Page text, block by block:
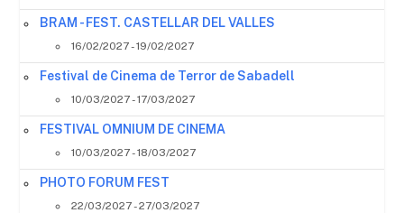
BRAM - FEST. CASTELLAR DEL VALLES
16/02/2027 - 19/02/2027
Festival de Cinema de Terror de Sabadell
10/03/2027 - 17/03/2027
FESTIVAL OMNIUM DE CINEMA
10/03/2027 - 18/03/2027
PHOTO FORUM FEST
22/03/2027 - 27/03/2027